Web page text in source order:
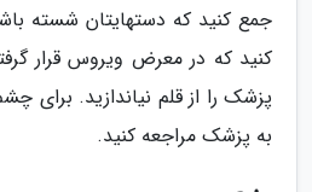
جمع کنید که دستهایتان شسته
کنید که در معرض ویروس قرار
پزشک را از قلم نیاندازید. برای
به پزشک مراجعه کنید.